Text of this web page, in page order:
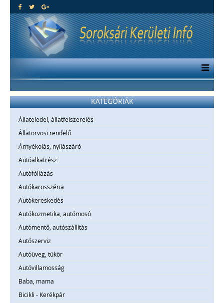
KATEGÓRIÁK
Állateledel, állatfelszerelés
Állatorvosi rendelő
Árnyékolás, nyílászáró
Autóalkatrész
Autófóliázás
Autókarosszéria
Autókereskedés
Autókozmetika, autómosó
Autómentő, autószállítás
Autószerviz
Autóüveg, tükör
Autóvillamosság
Baba, mama
Bicikli - Kerékpár